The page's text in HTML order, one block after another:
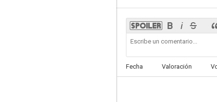
Fecha Valoración